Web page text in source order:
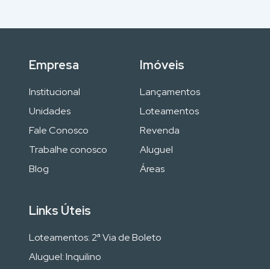
Empresa
Institucional
Unidades
Fale Conosco
Trabalhe conosco
Blog
Imóveis
Lançamentos
Loteamentos
Revenda
Aluguel
Áreas
Links Úteis
Loteamentos: 2ª Via de Boleto
Aluguel: Inquilino